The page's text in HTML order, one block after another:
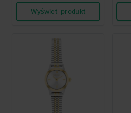
Wyświetl produkt